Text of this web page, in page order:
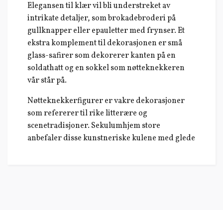
Elegansen til klær vil bli understreket av
intrikate detaljer, som brokadebroderi på
gullknapper eller epauletter med frynser. Et
ekstra komplement til dekorasjonen er små
glass-safirer som dekorerer kanten på en
soldathatt og en sokkel som nøtteknekkeren
vår står på.
Nøtteknekkerfigurer er vakre dekorasjoner
som refererer til rike litterære og
scenetradisjoner. Sekulumhjem store
anbefaler disse kunstneriske kulene med glede